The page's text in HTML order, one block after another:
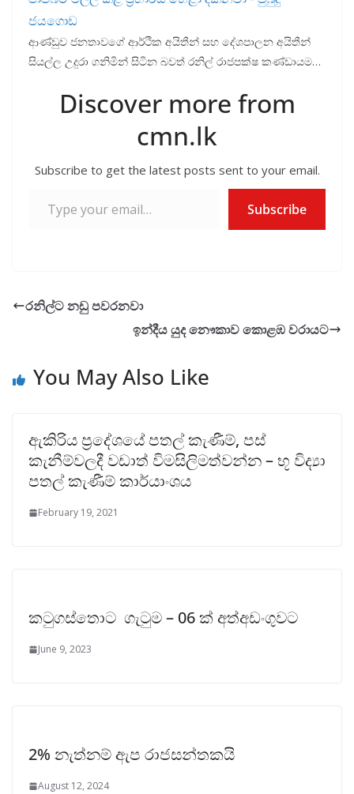
ජයගොඩ
ආණ්ඩුව ජනතාවගේ ආර්ථික අයිතීන් සහ දේශපාලන අයිතීන්
සියල්ල උදුරා ගනිමින් සිටින බවත් රනිල් රාජපක්ෂ කණ්ඩායම…
Discover more from
cmn.lk
Subscribe to get the latest posts sent to your email.
Subscribe
රනිල්ට නඩු පවරනවා
ඉන්දීය යුද නෞකාව කොළඹ වරායට
You May Also Like
ඇකිරිය ප්‍රදේශයේ පතල් කැණීම්, පස්
කැනීම්වලදී වඩාත් විමසිලිමත්වන්න – භූ විද්‍යා
පතල් කැණීම් කාර්යාංශය
February 19, 2021
කටුගස්තොට ගැටුම – 06 ක් අත්අඩංගුවට
June 9, 2023
2% නැත්නම් ඇප රාජසන්තකයි
August 12, 2024